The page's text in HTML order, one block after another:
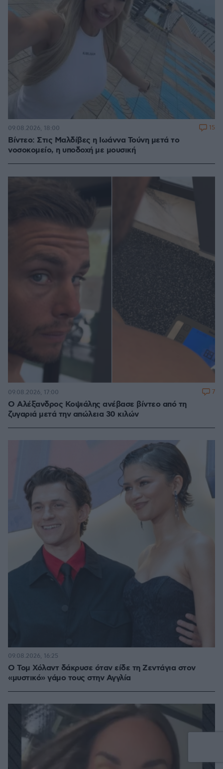
Βίντεο: Στις Μαλδίβες η Ιωάννα Τούνη μετά το
νοσοκομείο, η υποδοχή με μουσική
09.08.2026, 18:00 15
Ο Αλέξανδρος Κοψιάλης ανέβασε βίντεο από τη
ζυγαριά μετά την απώλεια 30 κιλών
09.08.2026, 17:00 7
Ο Τομ Χόλαντ δάκρυσε όταν είδε τη Ζεντάγια στον
«μυστικό» γάμο τους στην Αγγλία
09.08.2026, 16:25